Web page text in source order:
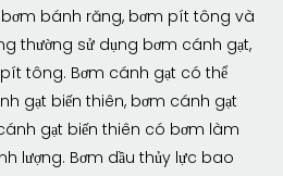
bánh răng, bơm pít tông và
thường sử dụng bơm cánh gạt,
tông. Bơm cánh gạt có thể
gạt biến thiên, bơm cánh gạt
gạt biến thiên có bơm làm
lượng. Bơm dầu thủy lực bao